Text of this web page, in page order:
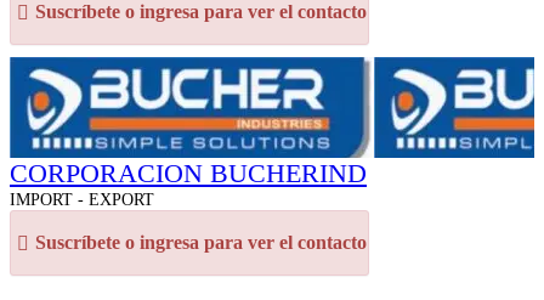
Suscríbete o ingresa para ver el contacto
CORPORACION BUCHERIND
IMPORT - EXPORT
Suscríbete o ingresa para ver el contacto